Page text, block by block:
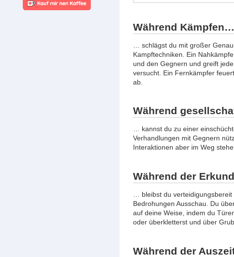
Während Kämpfen…
… schlägst du mit großer
Kampftechniken. Ein
und den Gegnern und greift
versucht. Ein Fernkämpfer
ab.
Während
… kannst du zu einer
Verhandlungen mit Gegnern
Interaktionen aber im Weg
Während der
… bleibst du
Bedrohungen Ausschau. Du
auf deine Weise, indem du
oder überkletterst und über
Während der